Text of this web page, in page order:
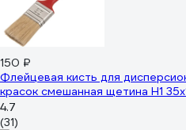
150 ₽
Флейцевая кисть для
красок смешанная щетина Н1
4.7
(31)